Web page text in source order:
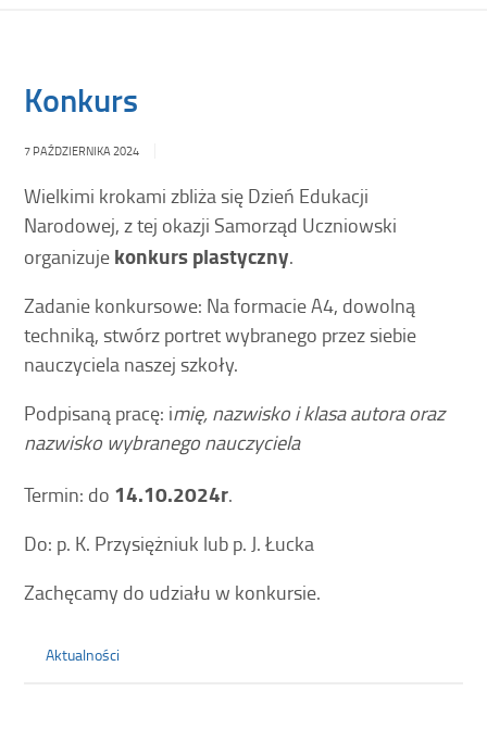
Konkurs
7 PAŹDZIERNIKA 2024
Wielkimi krokami zbliża się Dzień Edukacji
Narodowej, z tej okazji Samorząd Uczniowski
organizujekonkurs plastyczny.
Zadanie konkursowe: Na formacie A4, dowolną
techniką, stwórz portret wybranego przez siebie
nauczyciela naszej szkoły.
Podpisaną pracę: imię, nazwisko i klasa autora oraz
nazwisko wybranego nauczyciela
Termin: do 14.10.2024r.
Do: p. K. Przysiężniuk lub p. J. Łucka
Zachęcamy do udziału w konkursie.
Aktualności